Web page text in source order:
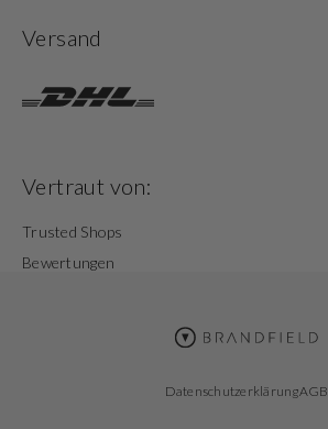
Versand
Vertraut von:
Trusted Shops
Bewertungen
DatenschutzerklärungAGB